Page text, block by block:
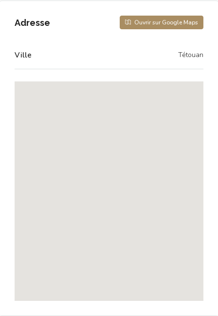
Adresse Ouvrir sur Google Maps
Ville Tétouan